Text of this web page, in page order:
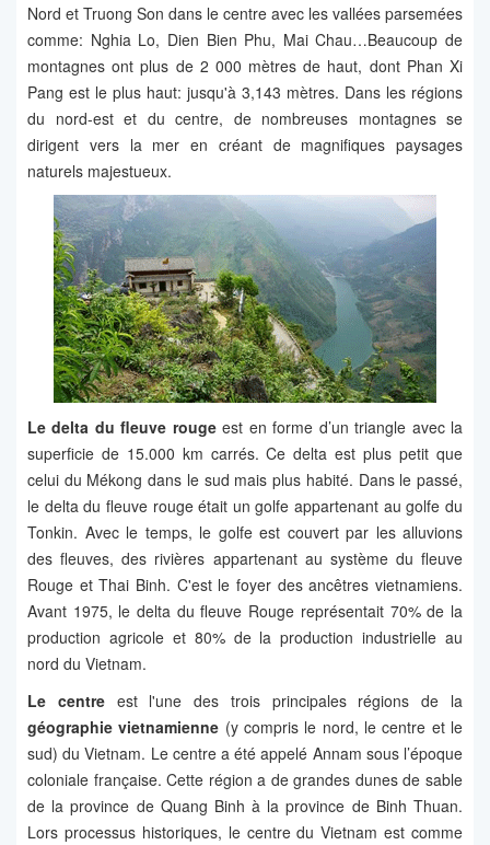
Nord et Truong Son dans le centre avec les vallées parsemées
comme: Nghia Lo, Dien Bien Phu, Mai Chau…Beaucoup de
montagnes ont plus de 2 000 mètres de haut, dont Phan Xi
Pang est le plus haut: jusqu'à 3,143 mètres. Dans les régions
du nord-est et du centre, de nombreuses montagnes se
dirigent vers la mer en créant de magnifiques paysages
naturels majestueux.
Le delta du fleuve rougeest en forme d’un triangle avec la
superficie de 15.000 km carrés. Ce delta est plus petit que
celui du Mékong dans le sud mais plus habité. Dans le passé,
le delta du fleuve rouge était un golfe appartenant au golfe du
Tonkin. Avec le temps, le golfe est couvert par les alluvions
des fleuves, des rivières appartenant au système du fleuve
Rouge et Thai Binh. C'est le foyer des ancêtres vietnamiens.
Avant 1975, le delta du fleuve Rouge représentait 70% de la
production agricole et 80% de la production industrielle au
nord du Vietnam.
Le centreest l'une des trois principales régions de la
géographie vietnamienne (y compris le nord, le centre et le
sud) du Vietnam. Le centre a été appelé Annam sous l’époque
coloniale française. Cette région a de grandes dunes de sable
de la province de Quang Binh à la province de Binh Thuan.
Lors processus historiques, le centre du Vietnam est comme